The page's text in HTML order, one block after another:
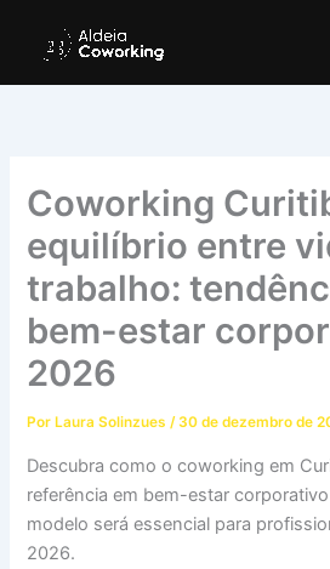
Coworking
equilíbrio entre
trabalho:
bem-estar
2026
Por Laura Solinzues/ 30 de dezembro de
Descubra como o coworking em
referência em bem-estar
modelo será essencial para
2026.